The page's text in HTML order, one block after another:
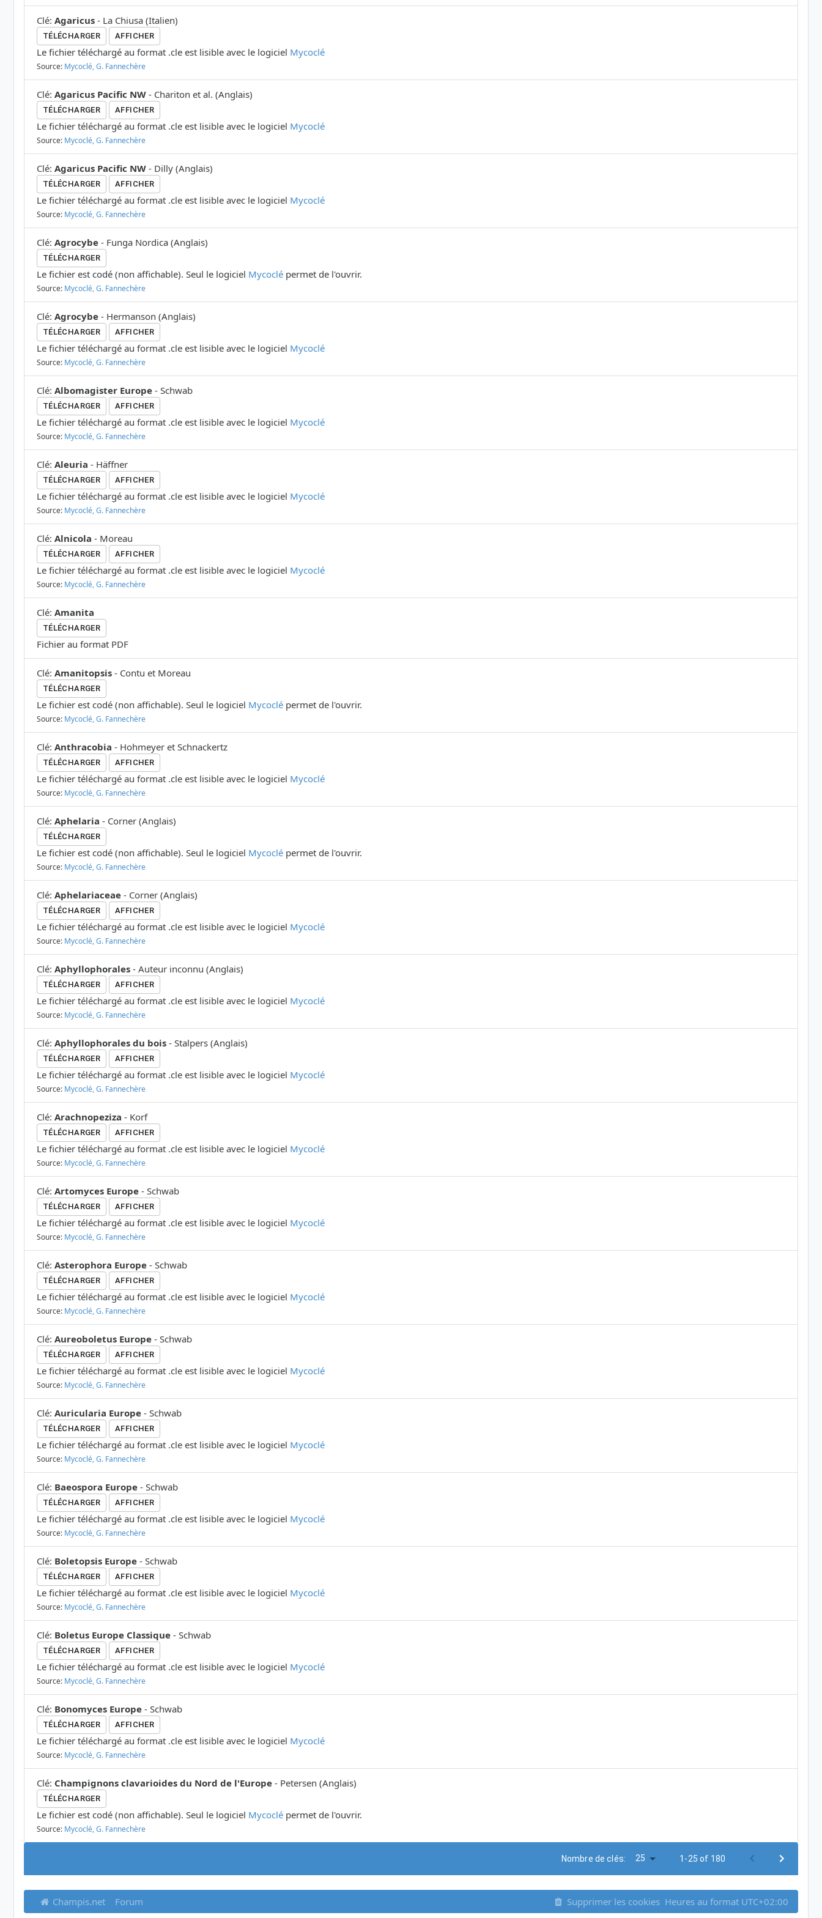
Clé: Agaricus - La Chiusa (Italien)
TÉLÉCHARGER AFFICHER
Le fichier téléchargé au format .cle est lisible avec le logiciel Mycoclé
Source: Mycoclé, G. Fannechère
Clé: Agaricus Pacific NW - Chariton et al. (Anglais)
TÉLÉCHARGER AFFICHER
Le fichier téléchargé au format .cle est lisible avec le logiciel Mycoclé
Source: Mycoclé, G. Fannechère
Clé: Agaricus Pacific NW - Dilly (Anglais)
TÉLÉCHARGER AFFICHER
Le fichier téléchargé au format .cle est lisible avec le logiciel Mycoclé
Source: Mycoclé, G. Fannechère
Clé: Agrocybe - Funga Nordica (Anglais)
TÉLÉCHARGER
Le fichier est codé (non affichable). Seul le logiciel Mycoclé permet de l'ouvrir.
Source: Mycoclé, G. Fannechère
Clé: Agrocybe - Hermanson (Anglais)
TÉLÉCHARGER AFFICHER
Le fichier téléchargé au format .cle est lisible avec le logiciel Mycoclé
Source: Mycoclé, G. Fannechère
Clé: Albomagister Europe - Schwab
TÉLÉCHARGER AFFICHER
Le fichier téléchargé au format .cle est lisible avec le logiciel Mycoclé
Source: Mycoclé, G. Fannechère
Clé: Aleuria - Häffner
TÉLÉCHARGER AFFICHER
Le fichier téléchargé au format .cle est lisible avec le logiciel Mycoclé
Source: Mycoclé, G. Fannechère
Clé: Alnicola - Moreau
TÉLÉCHARGER AFFICHER
Le fichier téléchargé au format .cle est lisible avec le logiciel Mycoclé
Source: Mycoclé, G. Fannechère
Clé: Amanita
TÉLÉCHARGER
Fichier au format PDF
Clé: Amanitopsis - Contu et Moreau
TÉLÉCHARGER
Le fichier est codé (non affichable). Seul le logiciel Mycoclé permet de l'ouvrir.
Source: Mycoclé, G. Fannechère
Clé: Anthracobia - Hohmeyer et Schnackertz
TÉLÉCHARGER AFFICHER
Le fichier téléchargé au format .cle est lisible avec le logiciel Mycoclé
Source: Mycoclé, G. Fannechère
Clé: Aphelaria - Corner (Anglais)
TÉLÉCHARGER
Le fichier est codé (non affichable). Seul le logiciel Mycoclé permet de l'ouvrir.
Source: Mycoclé, G. Fannechère
Clé: Aphelariaceae - Corner (Anglais)
TÉLÉCHARGER AFFICHER
Le fichier téléchargé au format .cle est lisible avec le logiciel Mycoclé
Source: Mycoclé, G. Fannechère
Clé: Aphyllophorales - Auteur inconnu (Anglais)
TÉLÉCHARGER AFFICHER
Le fichier téléchargé au format .cle est lisible avec le logiciel Mycoclé
Source: Mycoclé, G. Fannechère
Clé: Aphyllophorales du bois - Stalpers (Anglais)
TÉLÉCHARGER AFFICHER
Le fichier téléchargé au format .cle est lisible avec le logiciel Mycoclé
Source: Mycoclé, G. Fannechère
Clé: Arachnopeziza - Korf
TÉLÉCHARGER AFFICHER
Le fichier téléchargé au format .cle est lisible avec le logiciel Mycoclé
Source: Mycoclé, G. Fannechère
Clé: Artomyces Europe - Schwab
TÉLÉCHARGER AFFICHER
Le fichier téléchargé au format .cle est lisible avec le logiciel Mycoclé
Source: Mycoclé, G. Fannechère
Clé: Asterophora Europe - Schwab
TÉLÉCHARGER AFFICHER
Le fichier téléchargé au format .cle est lisible avec le logiciel Mycoclé
Source: Mycoclé, G. Fannechère
Clé: Aureoboletus Europe - Schwab
TÉLÉCHARGER AFFICHER
Le fichier téléchargé au format .cle est lisible avec le logiciel Mycoclé
Source: Mycoclé, G. Fannechère
Clé: Auricularia Europe - Schwab
TÉLÉCHARGER AFFICHER
Le fichier téléchargé au format .cle est lisible avec le logiciel Mycoclé
Source: Mycoclé, G. Fannechère
Clé: Baeospora Europe - Schwab
TÉLÉCHARGER AFFICHER
Le fichier téléchargé au format .cle est lisible avec le logiciel Mycoclé
Source: Mycoclé, G. Fannechère
Clé: Boletopsis Europe - Schwab
TÉLÉCHARGER AFFICHER
Le fichier téléchargé au format .cle est lisible avec le logiciel Mycoclé
Source: Mycoclé, G. Fannechère
Clé: Boletus Europe Classique - Schwab
TÉLÉCHARGER AFFICHER
Le fichier téléchargé au format .cle est lisible avec le logiciel Mycoclé
Source: Mycoclé, G. Fannechère
Clé: Bonomyces Europe - Schwab
TÉLÉCHARGER AFFICHER
Le fichier téléchargé au format .cle est lisible avec le logiciel Mycoclé
Source: Mycoclé, G. Fannechère
Clé: Champignons clavarioides du Nord de l'Europe - Petersen (Anglais)
TÉLÉCHARGER
Le fichier est codé (non affichable). Seul le logiciel Mycoclé permet de l'ouvrir.
Source: Mycoclé, G. Fannechère
Nombre de clés: 25 1-25 of 180
Champis.net Forum Supprimer les cookies Heures au format UTC+02:00